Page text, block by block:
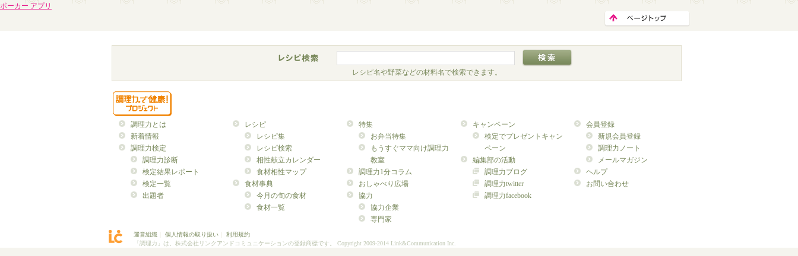
ポーカー アプリ
レシピ名や野菜などの材料名で検索できます。
調理力とは
新着情報
調理力検定
調理力診断
検定結果レポート
検定一覧
出題者
レシピ
レシピ集
レシピ検索
相性献立カレンダー
食材相性マップ
食材事典
今月の旬の食材
食材一覧
特集
お弁当特集
もうすぐママ向け調理力
教室
調理力1分コラム
おしゃべり広場
協力
協力企業
専門家
キャンペーン
検定でプレゼントキャン
ペーン
編集部の活動
調理力ブログ
調理力twitter
調理力facebook
会員登録
新規会員登録
調理力ノート
メールマガジン
ヘルプ
お問い合わせ
運営組織 個人情報の取り扱い
利用規約
「調理力」は、株式会社リンクアンドコミュニケーションの登録商標です。 Copyright 2009-2014 Link&Communication Inc.